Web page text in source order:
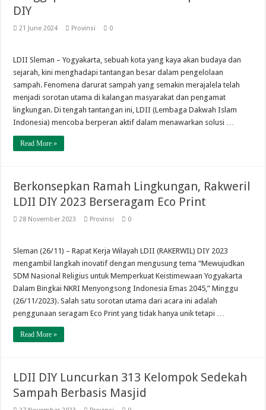
DIY
21 June 2024 Provinsi 0
LDII Sleman – Yogyakarta, sebuah kota yang kaya akan budaya dan
sejarah, kini menghadapi tantangan besar dalam pengelolaan
sampah. Fenomena darurat sampah yang semakin merajalela telah
menjadi sorotan utama di kalangan masyarakat dan pengamat
lingkungan. Di tengah tantangan ini, LDII (Lembaga Dakwah Islam
Indonesia) mencoba berperan aktif dalam menawarkan solusi …
Read More »
Berkonsepkan Ramah Lingkungan, Rakweril
LDII DIY 2023 Berseragam Eco Print
28 November 2023 Provinsi 0
Sleman (26/11) – Rapat Kerja Wilayah LDII (RAKERWIL) DIY 2023
mengambil langkah inovatif dengan mengusung tema “Mewujudkan
SDM Nasional Religius untuk Memperkuat Keistimewaan Yogyakarta
Dalam Bingkai NKRI Menyongsong Indonesia Emas 2045,” Minggu
(26/11/2023). Salah satu sorotan utama dari acara ini adalah
penggunaan seragam Eco Print yang tidak hanya unik tetapi …
Read More »
LDII DIY Luncurkan 313 Kelompok Sedekah
Sampah Berbasis Masjid